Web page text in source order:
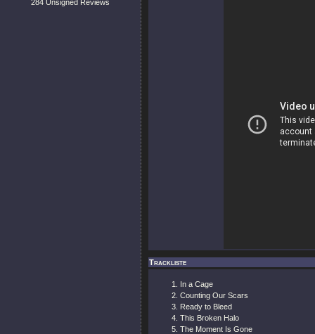
284 Unsigned Reviews
Trackliste
In a Cage
Counting Our Scars
Ready to Bleed
This Broken Halo
The Moment Is Gone